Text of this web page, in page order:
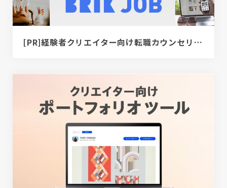
[PR]経験者クリエイター向け転職カウンセリング｜デザイナー / ディレクター / エンジニア